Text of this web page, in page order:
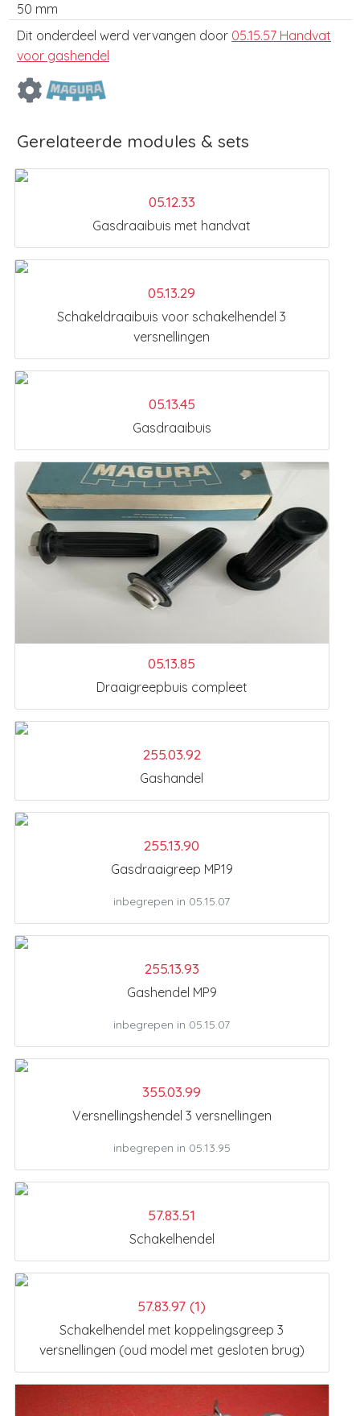
50 mm
Dit onderdeel werd vervangen door 05.15.57 Handvat
voor gashendel
Gerelateerde modules & sets
05.12.33
Gasdraaibuis met handvat
05.13.29
Schakeldraaibuis voor schakelhendel 3
versnellingen
05.13.45
Gasdraaibuis
05.13.85
Draaigreepbuis compleet
255.03.92
Gashandel
255.13.90
Gasdraaigreep MP19
inbegrepen in 05.15.07
255.13.93
Gashendel MP9
inbegrepen in 05.15.07
355.03.99
Versnellingshendel 3 versnellingen
inbegrepen in 05.13.95
57.83.51
Schakelhendel
57.83.97 (1)
Schakelhendel met koppelingsgreep 3
versnellingen (oud model met gesloten brug)